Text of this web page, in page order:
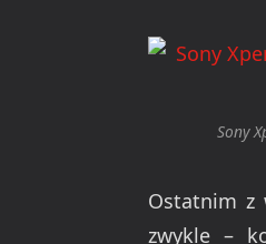
Sony
Ostatnim z
zwykle –